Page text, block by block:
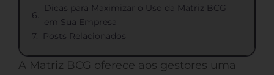
Dicas para Maximizar o Uso da Matriz BCG
em Sua Empresa
Posts Relacionados
A Matriz BCG oferece aos gestores uma